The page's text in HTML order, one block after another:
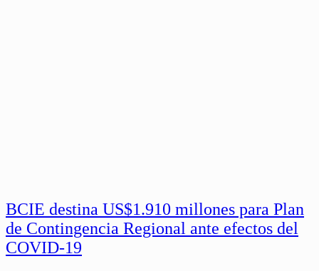
BCIE destina US$1.910 millones para Plan
de Contingencia Regional ante efectos del
COVID-19